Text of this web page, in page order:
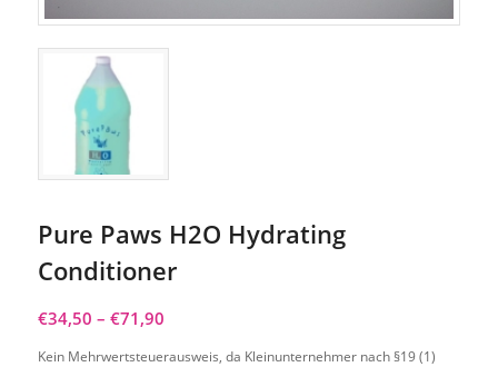
Pure Paws H2O Hydrating
Conditioner
€34,50 – €71,90
Kein Mehrwertsteuerausweis, da Kleinunternehmer nach §19 (1)